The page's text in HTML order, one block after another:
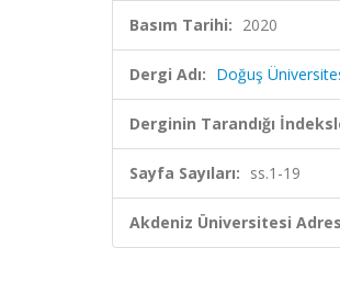
Basım Tarihi: 2020
Dergi Adı: Doğuş
Derginin Tarandığı
Sayfa Sayıları: ss.1-19
Akdeniz Üniversitesi